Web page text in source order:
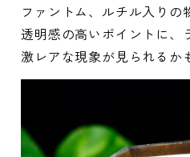
ファントム、ルチル入りの
透明感の高いポイントに、
激レアな現象が見られるか